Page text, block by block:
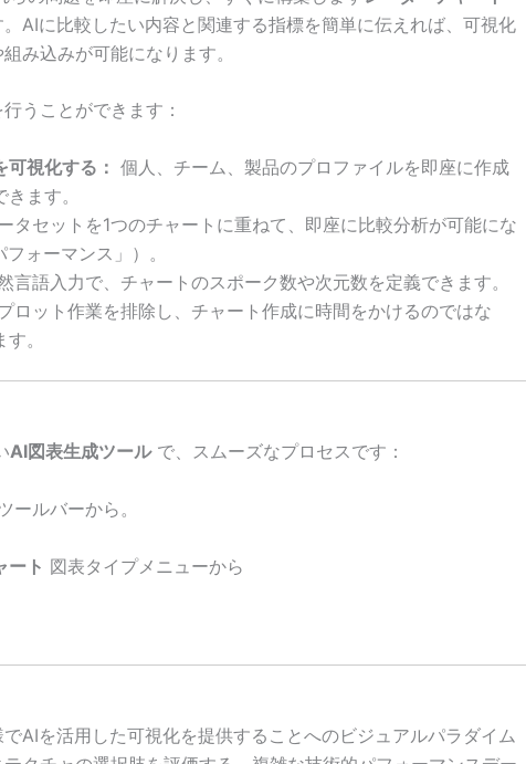
AIに比較したい内容と関連する指標を簡単に伝えれば、可視化
み込みが可能になります。
うことができます：
視化する： 個人、チーム、製品のプロファイルを即座に作成
ます。
タセットを1つのチャートに重ねて、即座に比較分析が可能にな
ォーマンス」）。
言語入力で、チャートのスポーク数や次元数を定義できます。
ロット作業を排除し、チャート作成に時間をかけるのではな
。
AI図表生成ツールで、スムーズなプロセスです：
ールバーから。
ート 図表タイプメニューから
でAIを活用した可視化を提供することへのビジュアルパラダイム